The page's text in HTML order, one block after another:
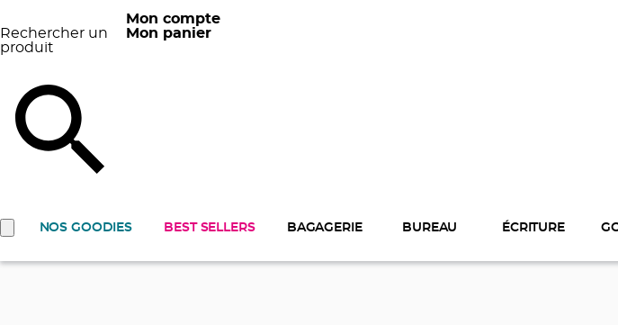
Rechercher un
produit
Mon compte
Mon panier
NOS GOODIES BEST SELLERS BAGAGERIE BUREAU ÉCRITURE